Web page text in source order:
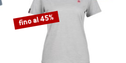
fino al 45%